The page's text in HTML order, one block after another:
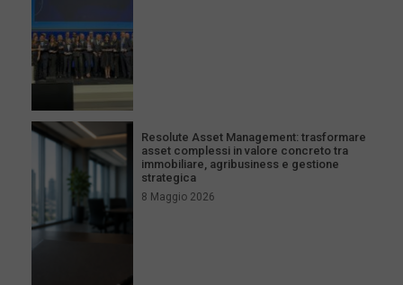
Resolute Asset Management: trasformare
asset complessi in valore concreto tra
immobiliare, agribusiness e gestione
strategica
8 Maggio 2026